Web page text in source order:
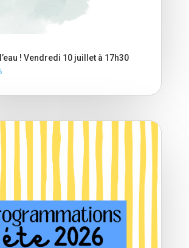
! Vendredi 10 juillet à 17h30